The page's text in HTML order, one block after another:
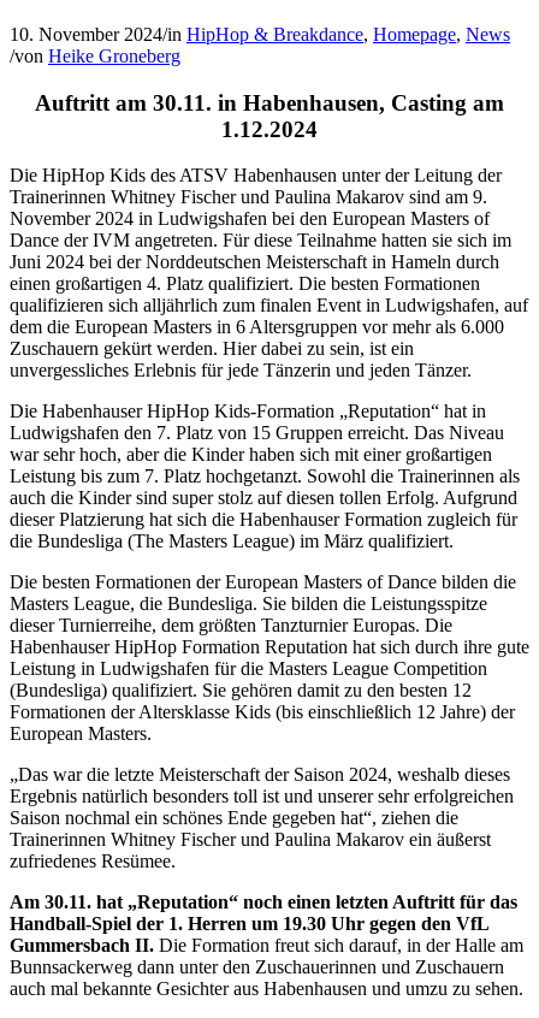
10. November 2024/in HipHop & Breakdance, Homepage, News
/von Heike Groneberg
Auftritt am 30.11. in Habenhausen, Casting am
1.12.2024
Die HipHop Kids des ATSV Habenhausen unter der Leitung der
Trainerinnen Whitney Fischer und Paulina Makarov sind am 9.
November 2024 in Ludwigshafen bei den European Masters of
Dance der IVM angetreten. Für diese Teilnahme hatten sie sich im
Juni 2024 bei der Norddeutschen Meisterschaft in Hameln durch
einen großartigen 4. Platz qualifiziert. Die besten Formationen
qualifizieren sich alljährlich zum finalen Event in Ludwigshafen, auf
dem die European Masters in 6 Altersgruppen vor mehr als 6.000
Zuschauern gekürt werden. Hier dabei zu sein, ist ein
unvergessliches Erlebnis für jede Tänzerin und jeden Tänzer.
Die Habenhauser HipHop Kids-Formation „Reputation“ hat in
Ludwigshafen den 7. Platz von 15 Gruppen erreicht. Das Niveau
war sehr hoch, aber die Kinder haben sich mit einer großartigen
Leistung bis zum 7. Platz hochgetanzt. Sowohl die Trainerinnen als
auch die Kinder sind super stolz auf diesen tollen Erfolg. Aufgrund
dieser Platzierung hat sich die Habenhauser Formation zugleich für
die Bundesliga (The Masters League) im März qualifiziert.
Die besten Formationen der European Masters of Dance bilden die
Masters League, die Bundesliga. Sie bilden die Leistungsspitze
dieser Turnierreihe, dem größten Tanzturnier Europas. Die
Habenhauser HipHop Formation Reputation hat sich durch ihre gute
Leistung in Ludwigshafen für die Masters League Competition
(Bundesliga) qualifiziert. Sie gehören damit zu den besten 12
Formationen der Altersklasse Kids (bis einschließlich 12 Jahre) der
European Masters.
„Das war die letzte Meisterschaft der Saison 2024, weshalb dieses
Ergebnis natürlich besonders toll ist und unserer sehr erfolgreichen
Saison nochmal ein schönes Ende gegeben hat“, ziehen die
Trainerinnen Whitney Fischer und Paulina Makarov ein äußerst
zufriedenes Resümee.
Am 30.11. hat „Reputation“ noch einen letzten Auftritt für das
Handball-Spiel der 1. Herren um 19.30 Uhr gegen den VfL
Gummersbach II. Die Formation freut sich darauf, in der Halle am
Bunnsackerweg dann unter den Zuschauerinnen und Zuschauern
auch mal bekannte Gesichter aus Habenhausen und umzu zu sehen.